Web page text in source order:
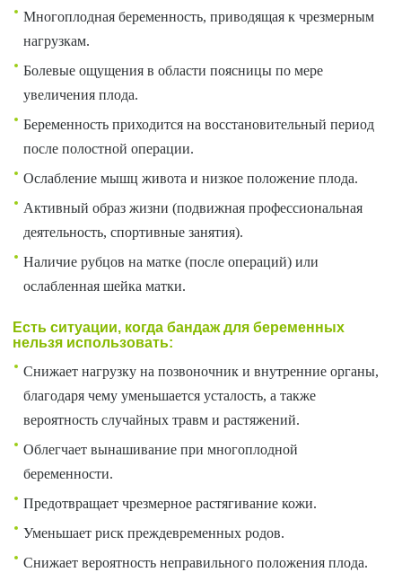
Многоплодная беременность, приводящая к чрезмерным
нагрузкам.
Болевые ощущения в области поясницы по мере
увеличения плода.
Беременность приходится на восстановительный период
после полостной операции.
Ослабление мышц живота и низкое положение плода.
Активный образ жизни (подвижная профессиональная
деятельность, спортивные занятия).
Наличие рубцов на матке (после операций) или
ослабленная шейка матки.
Есть ситуации, когда бандаж для беременных
нельзя использовать:
Снижает нагрузку на позвоночник и внутренние органы,
благодаря чему уменьшается усталость, а также
вероятность случайных травм и растяжений.
Облегчает вынашивание при многоплодной
беременности.
Предотвращает чрезмерное растягивание кожи.
Уменьшает риск преждевременных родов.
Снижает вероятность неправильного положения плода.